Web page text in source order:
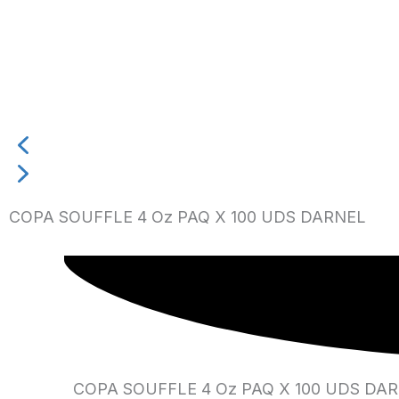
COPA SOUFFLE 4 Oz PAQ X 100 UDS DARNEL
COPA SOUFFLE 4 Oz PAQ X 100 UDS